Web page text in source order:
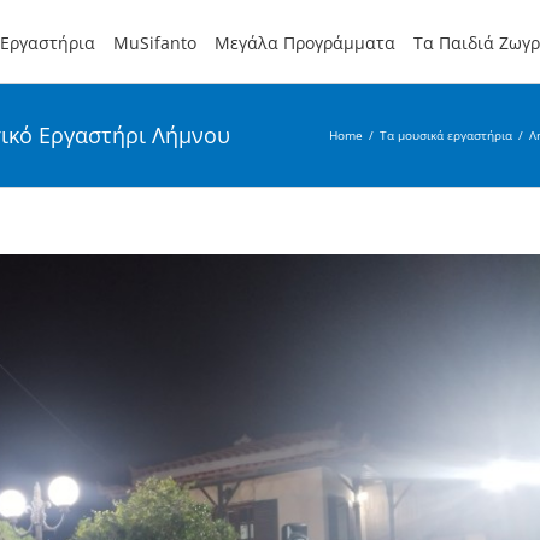
MuSifanto Μεγάλα Προγράμματα Τα Παιδιά
Εργαστήρι Λήμνου Home / Τα μουσικά εργαστήρια /